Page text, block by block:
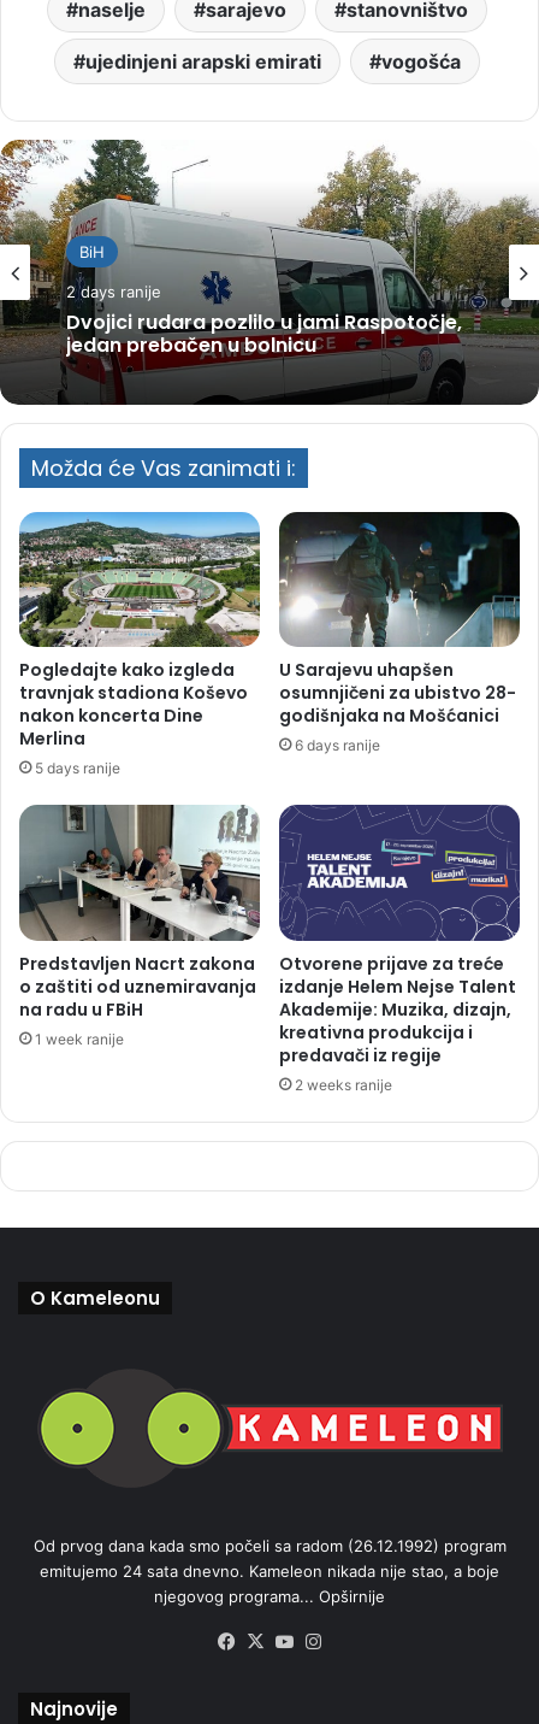
naselje sarajevo stanovništvo
ujedinjeni arapski emirati vogošća
BiH
2 days ranije
Dvojici rudara pozlilo u jami Raspotočje,
jedan prebačen u bolnicu
Možda će Vas zanimati i:
Pogledajte kako izgleda
travnjak stadiona Koševo
nakon koncerta Dine
Merlina
5 days ranije
U Sarajevu uhapšen
osumnjičeni za ubistvo 28-
godišnjaka na Mošćanici
6 days ranije
Predstavljen Nacrt zakona
o zaštiti od uznemiravanja
na radu u FBiH
1 week ranije
Otvorene prijave za treće
izdanje Helem Nejse Talent
Akademije: Muzika, dizajn,
kreativna produkcija i
predavači iz regije
2 weeks ranije
O Kameleonu
Od prvog dana kada smo počeli sa radom (26.12.1992) program
emitujemo 24 sata dnevno. Kameleon nikada nije stao, a boje
njegovog programa... Opširnije
Facebook
X YouTube
Najnovije